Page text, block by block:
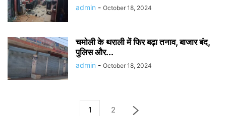
admin - October 18, 2024
चमोली के थराली में फिर बढ़ा तनाव, बाजार बंद,
पुलिस और...
admin - October 18, 2024
1 2